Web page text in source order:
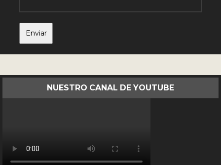
NUESTRO CANAL DE YOUTUBE